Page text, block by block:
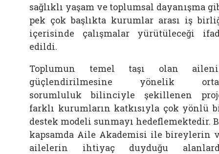
sağlıklı yaşam ve toplumsal dayanışma
pek çok başlıkta kurumlar arası iş
içerisinde çalışmalar yürütüleceği
edildi.
Toplumun temel taşı olan
güçlendirilmesine yönelik
sorumluluk bilinciyle şekillenen
farklı kurumların katkısıyla çok yönlü
destek modeli sunmayı hedeflemektedir.
kapsamda Aile Akademisi ile bireylerin
ailelerin ihtiyaç duyduğu